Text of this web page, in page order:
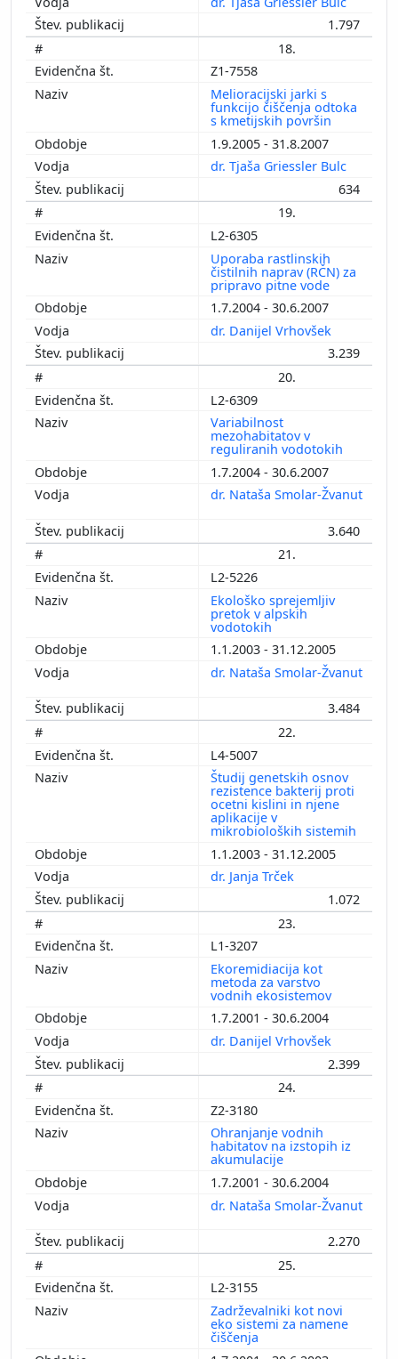
1.797
18.
Z1-7558
Melioracijski jarki s
funkcijo čiščenja odtoka
s kmetijskih površin
1.9.2005 - 31.8.2007
dr. Tjaša Griessler Bulc
634
19.
L2-6305
Uporaba rastlinskih
čistilnih naprav (RČN) za
pripravo pitne vode
1.7.2004 - 30.6.2007
dr. Danijel Vrhovšek
3.239
20.
L2-6309
Variabilnost
mezohabitatov v
reguliranih vodotokih
1.7.2004 - 30.6.2007
dr. Nataša Smolar-Žvanut
3.640
21.
L2-5226
Ekološko sprejemljiv
pretok v alpskih
vodotokih
1.1.2003 - 31.12.2005
dr. Nataša Smolar-Žvanut
3.484
22.
L4-5007
Študij genetskih osnov
rezistence bakterij proti
ocetni kislini in njene
aplikacije v
mikrobioloških sistemih
1.1.2003 - 31.12.2005
dr. Janja Trček
1.072
23.
L1-3207
Ekoremidiacija kot
metoda za varstvo
vodnih ekosistemov
1.7.2001 - 30.6.2004
dr. Danijel Vrhovšek
2.399
24.
Z2-3180
Ohranjanje vodnih
habitatov na izstopih iz
akumulacije
1.7.2001 - 30.6.2004
dr. Nataša Smolar-Žvanut
2.270
25.
L2-3155
Zadrževalniki kot novi
eko sistemi za namene
čiščenja